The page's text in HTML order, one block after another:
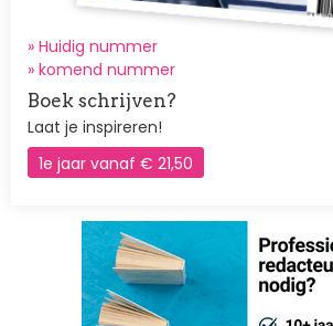
» Huidig nummer
» komend nummer
Boek schrijven?
Laat je inspireren!
1e jaar vanaf € 21,50